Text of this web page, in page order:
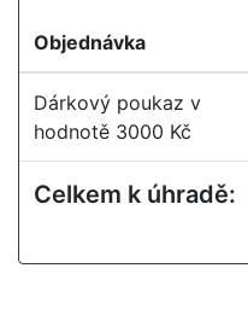
Objednávka
Dárkový poukaz v
hodnotě 3000 Kč
Celkem k úhradě: